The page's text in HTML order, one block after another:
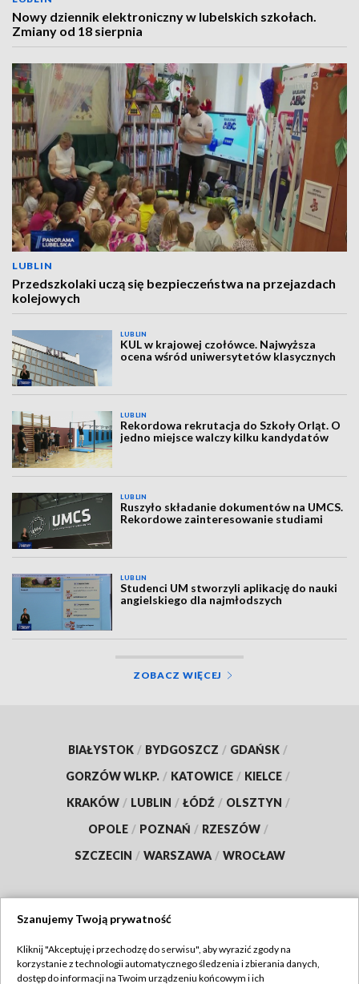
Nowy dziennik elektroniczny w lubelskich szkołach.
Zmiany od 18 sierpnia
LUBLIN
Przedszkolaki uczą się bezpieczeństwa na przejazdach
kolejowych
LUBLIN
KUL w krajowej czołówce. Najwyższa
ocena wśród uniwersytetów klasycznych
LUBLIN
Rekordowa rekrutacja do Szkoły Orląt. O
jedno miejsce walczy kilku kandydatów
LUBLIN
Ruszyło składanie dokumentów na UMCS.
Rekordowe zainteresowanie studiami
LUBLIN
Studenci UM stworzyli aplikację do nauki
angielskiego dla najmłodszych
ZOBACZ WIĘCEJ
BIAŁYSTOK / BYDGOSZCZ / GDAŃSK /
GORZÓW WLKP. / KATOWICE / KIELCE /
KRAKÓW / LUBLIN / ŁÓDŹ / OLSZTYN /
OPOLE / POZNAŃ / RZESZÓW /
SZCZECIN / WARSZAWA / WROCŁAW
TVP
Szanujemy Twoją prywatność
Kliknij "Akceptuję i przechodzę do serwisu", aby wyrazić zgody na
korzystanie z technologii automatycznego śledzenia i zbierania danych,
dostęp do informacji na Twoim urządzeniu końcowym i ich